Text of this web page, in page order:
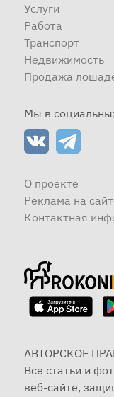
Услуги
Работа
Транспорт
Недвижимость
Продажа
Мы в
О проекте
Реклама на
Контактная
АВТОРСКОЕ
Все статьи и
веб-сайте,